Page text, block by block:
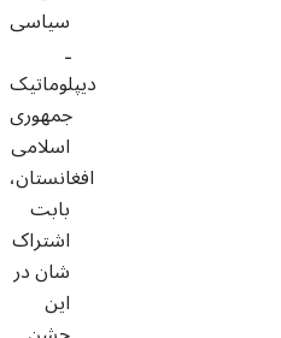
سیاسی
ـ
دیپلوماتیک
جمهوری
اسلامی
افغانستان،
بابت
اشتراک
شان در
این